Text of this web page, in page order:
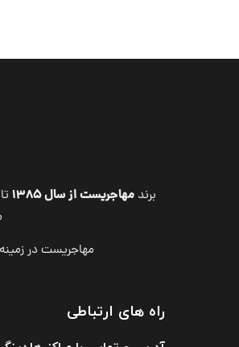
برندمهاجریست از سال ۱۳۸۵
مهاجریست در زمینه
راه های ارتباطی